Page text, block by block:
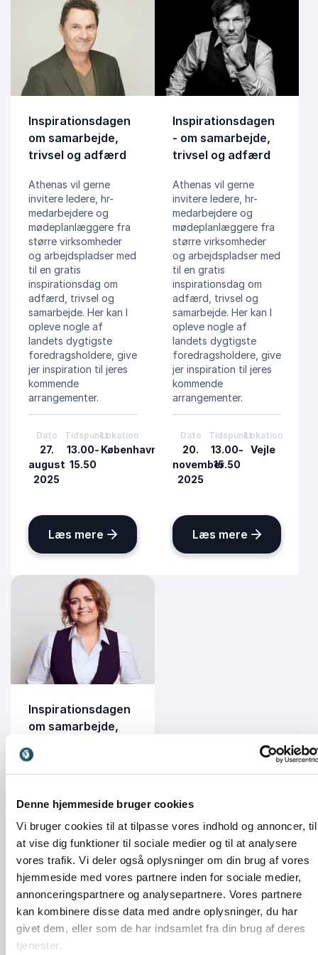
Denne hjemmeside bruger cookies
Vi bruger cookies til at tilpasse vores indhold og annoncer, til
at vise dig funktioner til sociale medier og til at analysere
vores trafik. Vi deler også oplysninger om din brug af vores
hjemmeside med vores partnere inden for sociale medier,
annonceringspartnere og analysepartnere. Vores partnere
kan kombinere disse data med andre oplysninger, du har
givet dem, eller som de har indsamlet fra din brug af deres
tjenester.
Inspirationsdagen
om samarbejde,
trivsel og adfærd
Athenas vil gerne
invitere ledere, hr-
medarbejdere og
mødeplanlæggere fra
større virksomheder
og arbejdspladser med
til en gratis
inspirationsdag om
adfærd, trivsel og
samarbejde. Her kan I
opleve nogle af
landets dygtigste
foredragsholdere, give
jer inspiration til jeres
kommende
arrangementer.
Dato
27.
august
2025
Tidspunkt
13.00-
15.50
Lokation
København
Læs mere : Inspirationsdagen om samarbejde,
Inspirationsdagen
- om samarbejde,
trivsel og adfærd
Athenas vil gerne
invitere ledere, hr-
medarbejdere og
mødeplanlæggere fra
større virksomheder
og arbejdspladser med
til en gratis
inspirationsdag om
adfærd, trivsel og
samarbejde. Her kan I
opleve nogle af
landets dygtigste
foredragsholdere, give
jer inspiration til jeres
kommende
arrangementer.
Dato
20.
november
2025
Tidspunkt
13.00-
15.50
Lokation
Vejle
Læs mere :
Inspirationsdagen
om samarbejde,
Athenas vil gerne
medarbejdere og
større virksomheder
og arbejdspladser med
til en gratis
inspirationsdag om
samarbejde. Her kan I
opleve nogle af
landets dygtigste
foredragsholdere, give